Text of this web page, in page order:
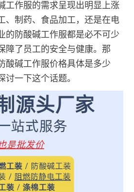
工作服的需求呈现出明显上涨
、制药、食品加工，还是在电
的防酸碱工作服都是必不可少
障了员工的安全与健康。那
酸碱工作服价格具体是多少
讨一下这个话题。